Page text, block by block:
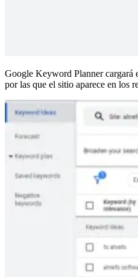
Google Keyword Planner cargará
por las que el sitio aparece en los